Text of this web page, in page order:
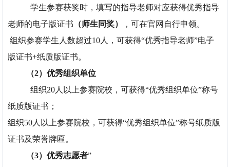
学生参赛获奖时，填写的指导老师对应获得优秀指导
老师的电子版证书 （师生同奖）
，可在官网自行申领。
组织参赛学生人数超过10人，可获得“优秀指导老师”电子
版证书+纸质版证书。
（2）优秀组织单位
组织20人以上参赛院校，可获得“优秀组织单位”称号
纸质版证书；
组织50人以上参赛院校，可获得“优秀组织单位”称号纸质版
证书及荣誉牌匾。
（3）优秀志愿者”